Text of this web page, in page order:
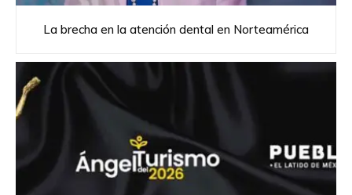
La brecha en la atención dental en Norteamérica